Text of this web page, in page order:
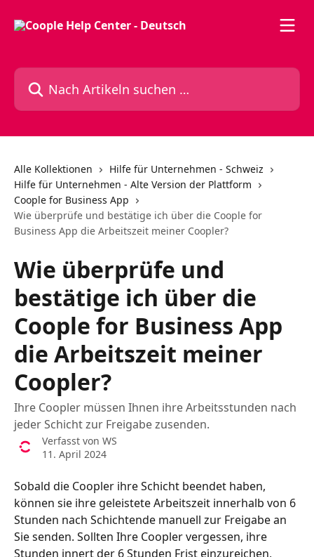
Nach Artikeln suchen …
Alle Kollektionen
Hilfe für Unternehmen - Schweiz
Hilfe für Unternehmen - Alte Version der Plattform
Coople for Business App
Wie überprüfe und bestätige ich über die Coople for
Business App die Arbeitszeit meiner Coopler?
Wie überprüfe und
bestätige ich über die
Coople for Business App
die Arbeitszeit meiner
Coopler?
Ihre Coopler müssen Ihnen ihre Arbeitsstunden nach
jeder Schicht zur Freigabe zusenden.
Verfasst von WS
11. April 2024
Sobald die Coopler ihre Schicht beendet haben,
können sie ihre geleistete Arbeitszeit innerhalb von 6
Stunden nach Schichtende manuell zur Freigabe an
Sie senden. Sollten Ihre Coopler vergessen, ihre
Stunden innert der 6 Stunden Frist einzureichen,